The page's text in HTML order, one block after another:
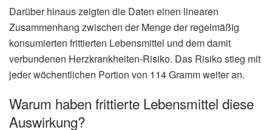
Darüber hinaus zeigten die Daten einen linearen
Zusammenhang zwischen der Menge der regelmäßig
konsumierten frittierten Lebensmittel und dem damit
verbundenen Herzkrankheiten-Risiko. Das Risiko stieg mit
jeder wöchentlichen Portion von 114 Gramm weiter an.
Warum haben frittierte Lebensmittel diese
Auswirkung?